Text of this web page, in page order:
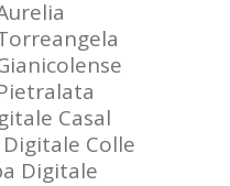
Casal
Colle
Digitale